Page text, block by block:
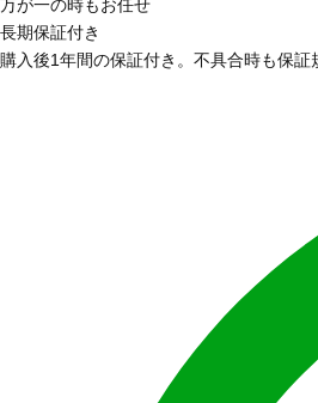
万が一の時もお任せ
長期保証付き
購入後1年間の保証付き。不具合時も保